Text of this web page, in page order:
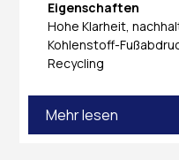
Eigenschaften
Hohe Klarheit,
Kohlenstoff-
Recycling
Mehr lesen